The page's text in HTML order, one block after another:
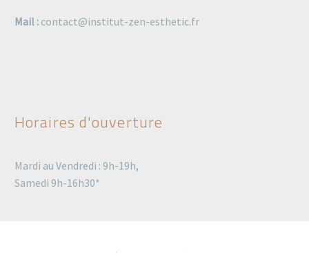
Mail : contact@institut-zen-esthetic.fr
Horaires d'ouverture
Mardi au Vendredi : 9h-19h,
Samedi 9h-16h30*